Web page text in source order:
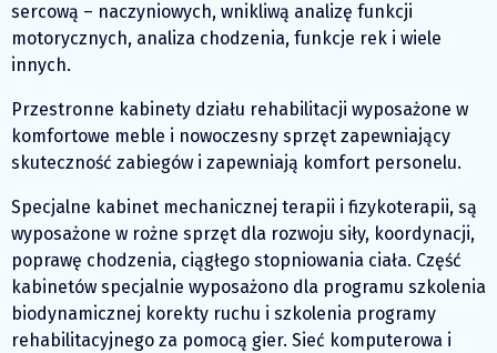
sercową – naczyniowych, wnikliwą analizę funkcji
motorycznych, analiza chodzenia, funkcje rek i wiele
innych.
Przestronne kabinety działu rehabilitacji wyposażone w
komfortowe meble i nowoczesny sprzęt zapewniający
skuteczność zabiegów i zapewniają komfort personelu.
Specjalne kabinet mechanicznej terapii i fizykoterapii, są
wyposażone w rożne sprzęt dla rozwoju siły, koordynacji,
poprawę chodzenia, ciągłego stopniowania ciała. Część
kabinetów specjalnie wyposażono dla programu szkolenia
biodynamicznej korekty ruchu i szkolenia programy
rehabilitacyjnego za pomocą gier. Sieć komputerowa i